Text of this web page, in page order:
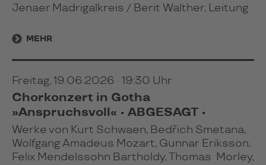
Jenaer Madrigalkreis / Berit Walther, Leitung
MEHR
Freitag, 19.06.2026 · 19:30 Uhr
Chorkonzert in Gotha
»Anspruchsvoll« • ABGESAGT •
Werke von Kurt Schwaen, Bedřich Smetana,
Wolfgang Amadeus Mozart, Gunnar Eriksson,
Felix Mendelssohn Bartholdy, Thomas Morley,